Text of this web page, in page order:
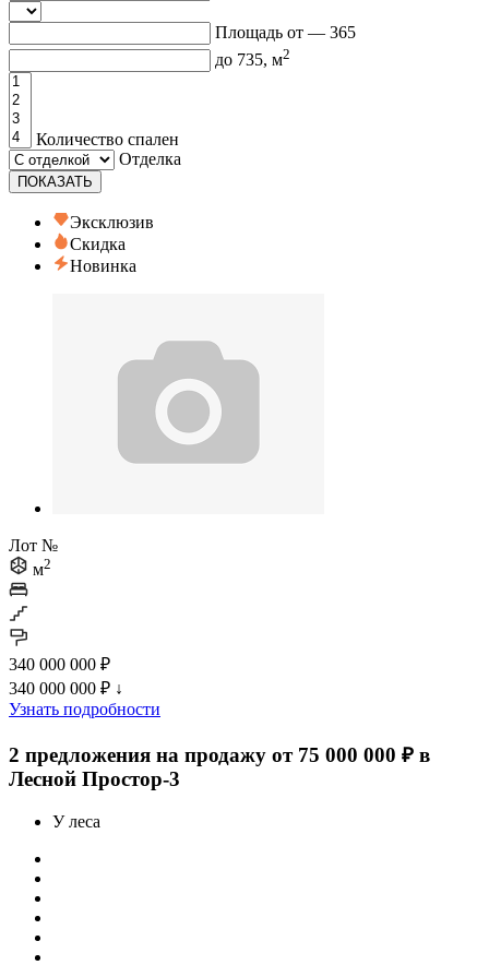
Площадь от — 365
до 735, м2
Количество спален
Отделка
ПОКАЗАТЬ
Эксклюзив
Скидка
Новинка
Лот №
м2
340 000 000 ₽
340 000 000 ₽ ↓
Узнать подробности
2 предложения на продажу от 75 000 000 ₽ в
Лесной Простор-3
У леса